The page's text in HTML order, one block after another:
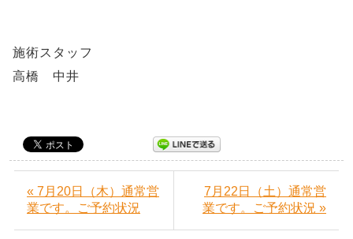
施術スタッフ
高橋 中井
« 7月20日（木）通常営
業です。ご予約状況
7月22日（土）通常営
業です。ご予約状況 »